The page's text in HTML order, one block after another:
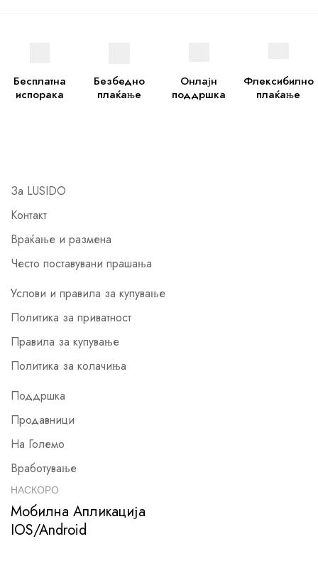
Бесплатна
испорака
Безбедно
плаќање
Онлајн
поддршка
Флексибилно
плаќање
За LUSIDO
Контакт
Враќање и размена
Често поставувани прашања
Услови и правила за купување
Политика за приватност
Правила за купување
Политика за колачиња
Поддршка
Продавници
На Големо
Вработување
НАСКОРО
Мобилна Апликација
IOS/Android